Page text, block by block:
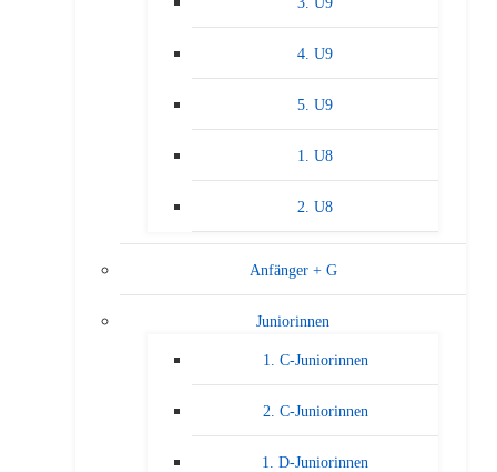
4. U9
5. U9
1. U8
2. U8
Anfänger + G
Juniorinnen
1. C-Juniorinnen
2. C-Juniorinnen
1. D-Juniorinnen